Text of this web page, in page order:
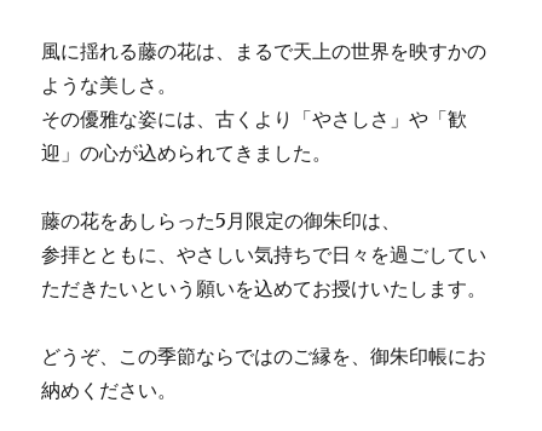
o
k
風に揺れる藤の花は、まるで天上の世界を映すかの
ような美しさ。
その優雅な姿には、古くより「やさしさ」や「歓
迎」の心が込められてきました。
藤の花をあしらった5月限定の御朱印は、
参拝とともに、やさしい気持ちで日々を過ごしてい
ただきたいという願いを込めてお授けいたします。
どうぞ、この季節ならではのご縁を、御朱印帳にお
納めください。